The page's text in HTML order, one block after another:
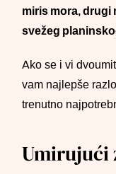
miris mora, drugi
svežeg
Ako se i vi
vam najlepše
trenutno
Umirujući